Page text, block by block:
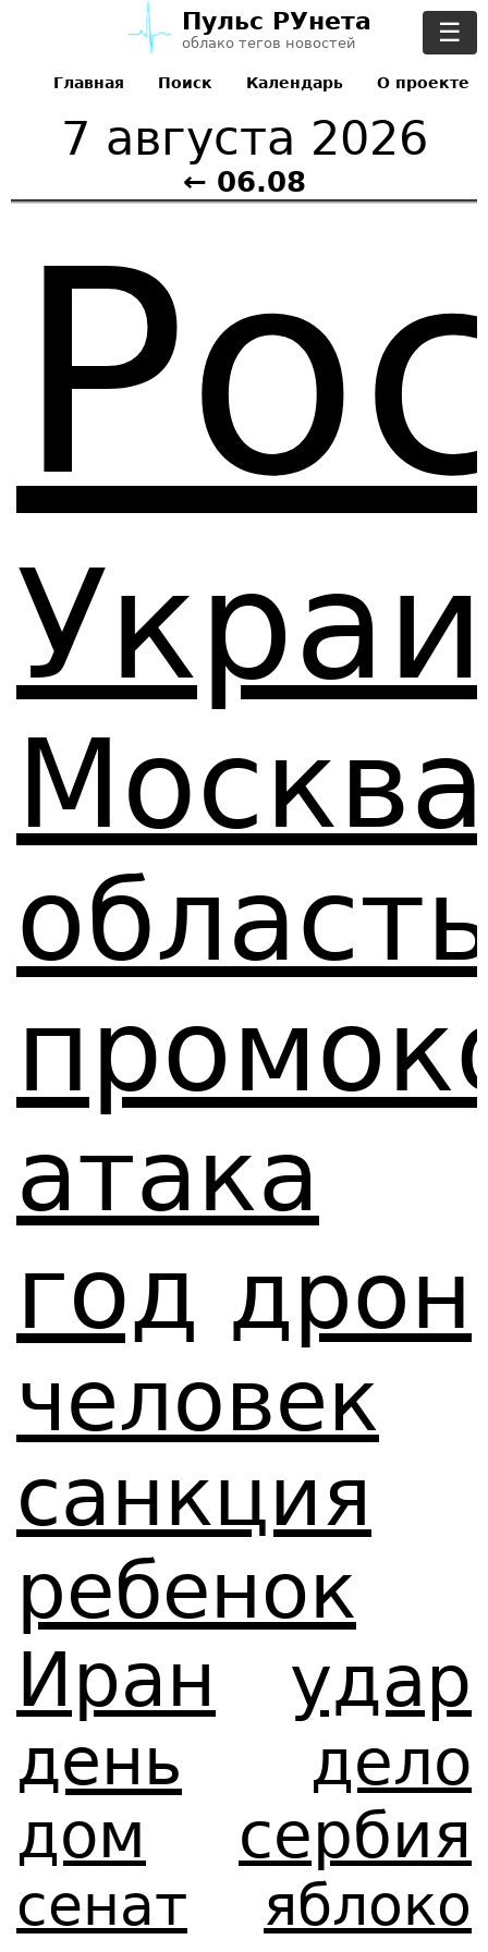
Пульс РУнета
облако тегов новостей
Главная Поиск Календарь О проекте
7 августа 2026
← 06.08
☰
Москва
атака
год дрон
человек
санкция
ребенок
Иран удар
день
дело
дом
сербия
сенат
яблоко